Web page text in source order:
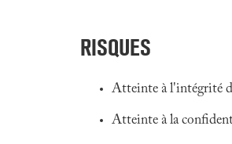
RISQUES
Atteinte à l'intégrité
Atteinte à la